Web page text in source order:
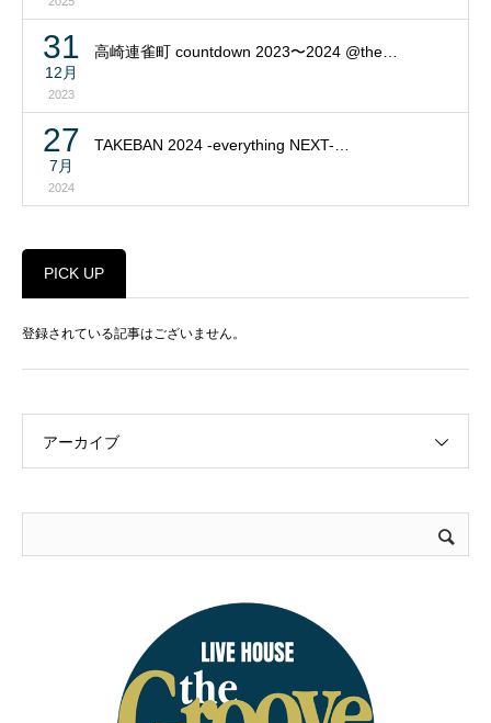
31
12月
2023
高崎連雀町 countdown 2023〜2024 @the…
27
7月
2024
TAKEBAN 2024 -everything NEXT-…
PICK UP
登録されている記事はございません。
アーカイブ